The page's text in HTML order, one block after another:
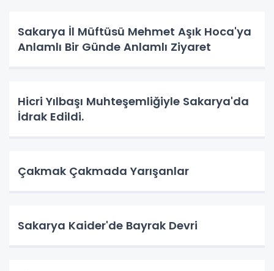
Sakarya İl Müftüsü Mehmet Aşık Hoca'ya
Anlamlı Bir Günde Anlamlı Ziyaret
Hicri Yılbaşı Muhteşemliğiyle Sakarya'da
İdrak Edildi.
Çakmak Çakmada Yarışanlar
Sakarya Kaider'de Bayrak Devri